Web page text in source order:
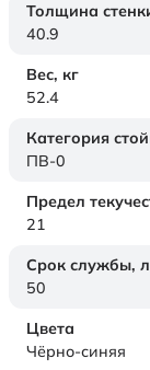
Толщина
40.9
Вес, кг
52.4
Категория
ПВ-0
Предел
21
Срок службы,
50
Цвета
Чёрно-синяя